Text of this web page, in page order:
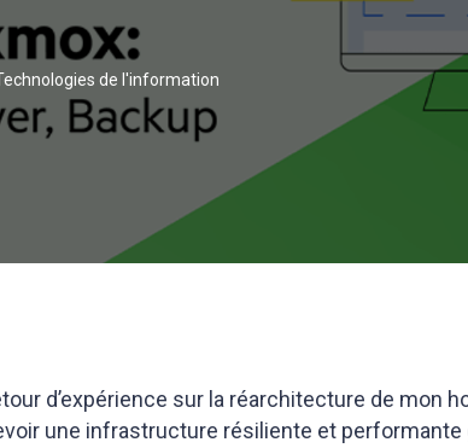
de l'information
d’expérience sur la réarchitecture de mon
une infrastructure résiliente et